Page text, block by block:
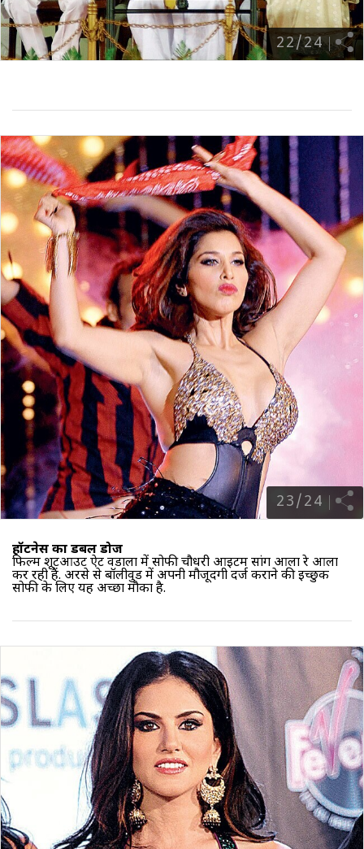
22/24
23/ 24
हॉटनेस का डबल डोज
फिल्म शूटआउट ऐट वडाला में सोफी चौधरी आइटम सांग आला रे आला
कर रही हैं. अरसे से बॉलीवुड में अपनी मौजूदगी दर्ज कराने की इच्छुक
सोफी के लिए यह अच्छा मौका है.